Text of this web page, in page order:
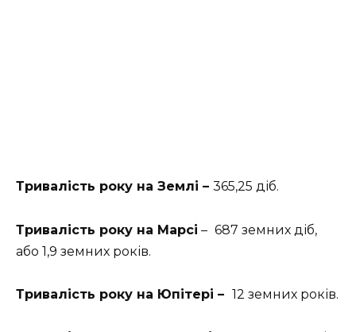
Тривалість року на Землі – 365,25 діб.
Тривалість року на Марсі – 687 земних діб,
або 1,9 земних років.
Тривалість року на Юпітері – 12 земних років.